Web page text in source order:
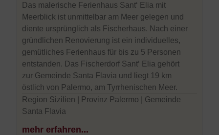
Das malerische Ferienhaus Sant‘ Elia mit
Meerblick ist unmittelbar am Meer gelegen und
diente ursprünglich als Fischerhaus. Nach einer
gründlichen Renovierung ist ein individuelles,
gemütliches Ferienhaus für bis zu 5 Personen
entstanden. Das Fischerdorf Sant‘ Elia gehört
zur Gemeinde Santa Flavia und liegt 19 km
östlich von Palermo, am Tyrrhenischen Meer.
Region Sizilien | Provinz Palermo | Gemeinde
Santa Flavia
mehr erfahren...